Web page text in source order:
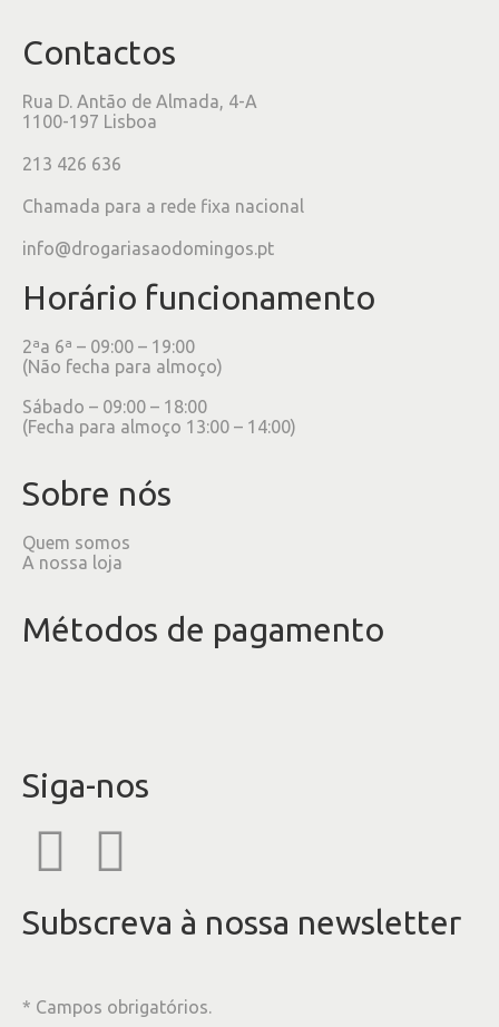
Contactos
Rua D. Antão de Almada, 4-A
1100-197 Lisboa
213 426 636
Chamada para a rede fixa nacional
info@drogariasaodomingos.pt
Horário funcionamento
2ªa 6ª – 09:00 – 19:00
(Não fecha para almoço)
Sábado – 09:00 – 18:00
(Fecha para almoço 13:00 – 14:00)
Sobre nós
Quem somos
A nossa loja
Métodos de pagamento
Siga-nos
Subscreva à nossa newsletter
* Campos obrigatórios.